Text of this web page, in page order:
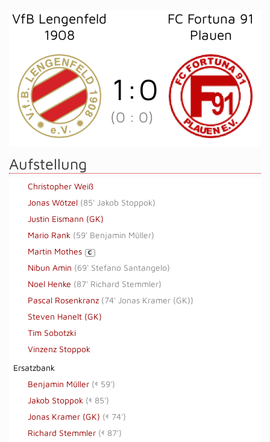
VfB Lengenfeld
1908
FC Fortuna 91
Plauen
1 : 0
(0 : 0)
Aufstellung
Christopher Weiß
Jonas Wötzel (85' Jakob Stoppok)
Justin Eismann (GK)
Mario Rank (59' Benjamin Müller)
Martin Mothes
C
Nibun Amin (69' Stefano Santangelo)
Noel Henke (87' Richard Stemmler)
Pascal Rosenkranz (74' Jonas Kramer (GK))
Steven Hanelt (GK)
Tim Sobotzki
Vinzenz Stoppok
Ersatzbank
Benjamin Müller (
59')
Jakob Stoppok (
85')
Jonas Kramer (GK) (
74')
Richard Stemmler (
87')